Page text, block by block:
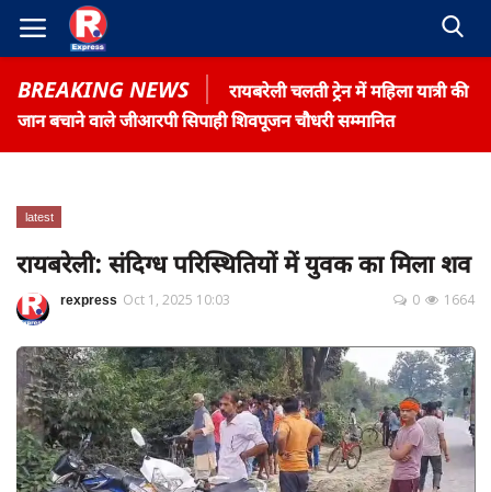
BREAKING NEWS
रायबरेली चलती ट्रेन में महिला यात्री की
जान बचाने वाले जीआरपी सिपाही शिवपूजन चौधरी सम्मानित
Home
Gallery
Terms & Conditions
रोजगार समाचार
About US
Privacy Policy
latest
रायबरेली: संदिग्ध परिस्थितियों में युवक का मिला शव
rexpress Oct 1, 2025 10:03 1664
0